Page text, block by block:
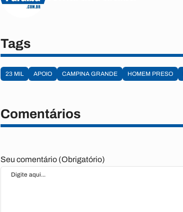
Tags
23 MIL APOIO CAMPINA GRANDE HOMEM PRESO
Comentários
Seu comentário (Obrigatório)